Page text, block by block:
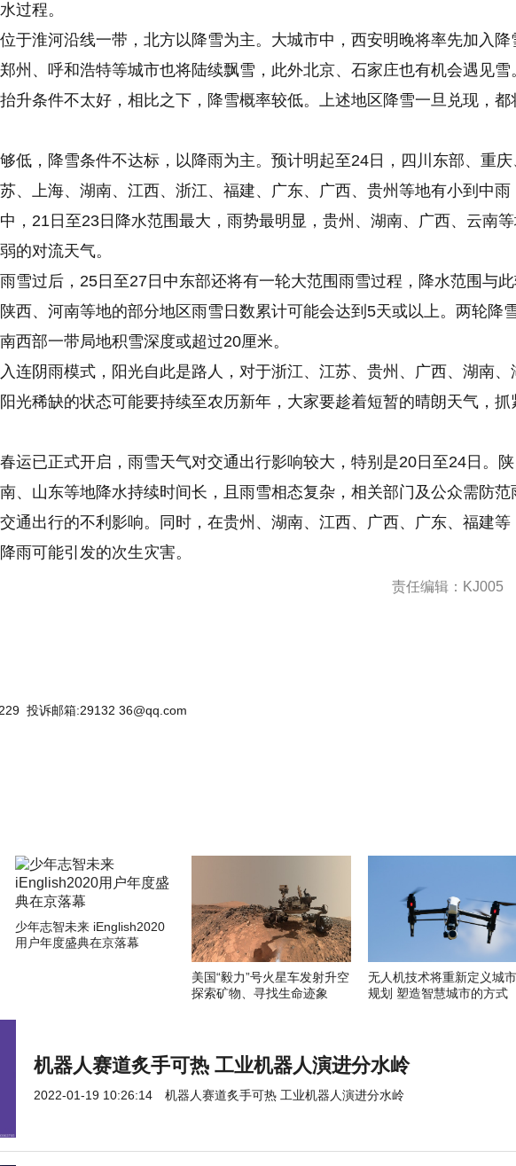
过程。
于淮河沿线一带，北方以降雪为主。大城市中，西安明晚将率先加入降
州、呼和浩特等城市也将陆续飘雪，此外北京、石家庄也有机会遇见雪
升条件不太好，相比之下，降雪概率较低。上述地区降雪一旦兑现，都
低，降雪条件不达标，以降雨为主。预计明起至24日，四川东部、重庆
、上海、湖南、江西、浙江、福建、广东、广西、贵州等地有小到中雨
，21日至23日降水范围最大，雨势最明显，贵州、湖南、广西、云南
的对流天气。
雪过后，25日至27日中东部还将有一轮大范围雨雪过程，降水范围与
西、河南等地的部分地区雨雪日数累计可能会达到5天或以上。两轮降
西部一带局地积雪深度或超过20厘米。
连阴雨模式，阳光自此是路人，对于浙江、江苏、贵州、广西、湖南、
光稀缺的状态可能要持续至农历新年，大家要趁着短暂的晴朗天气，抓
运已正式开启，雨雪天气对交通出行影响较大，特别是20日至24日。陕
、山东等地降水持续时间长，且雨雪相态复杂，相关部门及公众需防范
通出行的不利影响。同时，在贵州、湖南、江西、广西、广东、福建等
雨可能引发的次生灾害。
责任编辑：KJ005
投诉邮箱:29132 36@qq.com
少年志智未来 iEnglish2020
用户年度盛典在京落幕
美国“毅力”号火星车发射升空
探索矿物、寻找生命迹象
无人机技术将重新定义城市
规划 塑造智慧城市的方式
机器人赛道炙手可热 工业机器人演进分水岭
2022-01-19 10:26:14 机器人赛道炙手可热 工业机器人演进分水岭